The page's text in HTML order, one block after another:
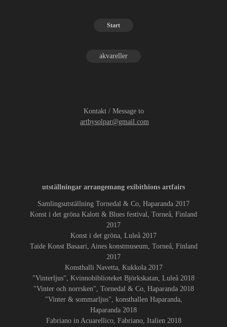
Start
akvareller
Kontakt / Message to
artbysolpar@gmail.com
utställningar arrangemang exibithions artfairs
Samlingsutställning Tornedal & Co, Haparanda 2017
Konst i det gröna Kalott & Blues festival, Torneå, Finland
2017
Konst i det gröna, Luleå 2017
Taide Konst Basaari, Aines konstmuseum, Torneå, Finland
2017
Konsthalli Navetta, Kukkola 2017
"Vinterljus", Kvinnobiblioteket Björkskatan, Luleå 2018
"Vinter och norrsken", Tornedal & Co, Haparanda 2018
"Vinter & sommarljus", konsthallen Haparanda,
Haparanda 2018
Fabriano in Acuarellico, Fabriano, Italien 2018